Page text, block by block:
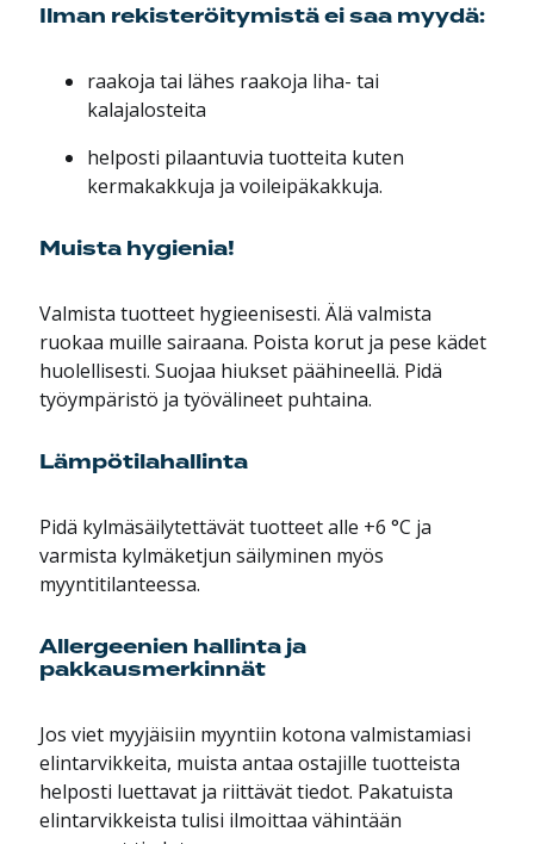
Ilman rekisteröitymistä ei saa myydä:
raakoja tai lähes raakoja liha- tai
kalajalosteita
helposti pilaantuvia tuotteita kuten
kermakakkuja ja voileipäkakkuja.
Muista hygienia!
Valmista tuotteet hygieenisesti. Älä valmista
ruokaa muille sairaana. Poista korut ja pese kädet
huolellisesti. Suojaa hiukset päähineellä. Pidä
työympäristö ja työvälineet puhtaina.
Lämpötilahallinta
Pidä kylmäsäilytettävät tuotteet alle +6 °C ja
varmista kylmäketjun säilyminen myös
myyntitilanteessa.
Allergeenien hallinta ja
pakkausmerkinnät
Jos viet myyjäisiin myyntiin kotona valmistamiasi
elintarvikkeita, muista antaa ostajille tuotteista
helposti luettavat ja riittävät tiedot. Pakatuista
elintarvikkeista tulisi ilmoittaa vähintään